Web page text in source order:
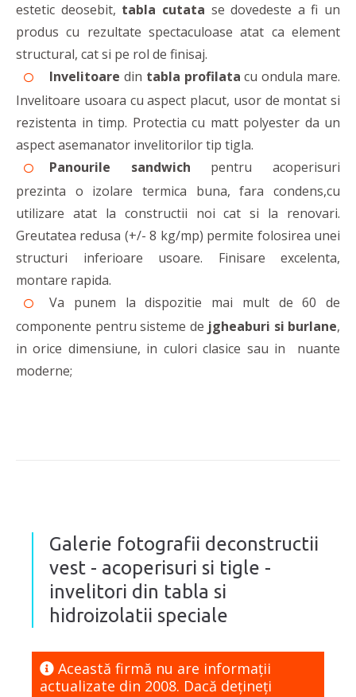
estetic deosebit, tabla cutata se dovedeste a fi un
produs cu rezultate spectaculoase atat ca element
structural, cat si pe rol de finisaj.
Invelitoare din tabla profilata cu ondula mare.
Invelitoare usoara cu aspect placut, usor de montat si
rezistenta in timp. Protectia cu matt polyester da un
aspect asemanator invelitorilor tip tigla.
Panourile sandwich pentru acoperisuri
prezinta o izolare termica buna, fara condens,cu
utilizare atat la constructii noi cat si la renovari.
Greutatea redusa (+/- 8 kg/mp) permite folosirea unei
structuri inferioare usoare. Finisare excelenta,
montare rapida.
Va punem la dispozitie mai mult de 60 de
componente pentru sisteme de jgheaburi si burlane,
in orice dimensiune, in culori clasice sau in nuante
moderne;
Galerie fotografii deconstructii
vest - acoperisuri si tigle -
invelitori din tabla si
hidroizolatii speciale
Această firmă nu are informaţii
actualizate din 2008. Dacă dețineți